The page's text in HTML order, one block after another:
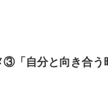
③「自分と向き合う